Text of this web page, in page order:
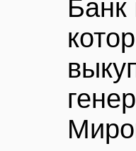
Банк